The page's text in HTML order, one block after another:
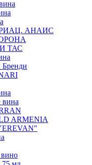
АНАИС
ТАС
Бренди
вина
ARMENIA